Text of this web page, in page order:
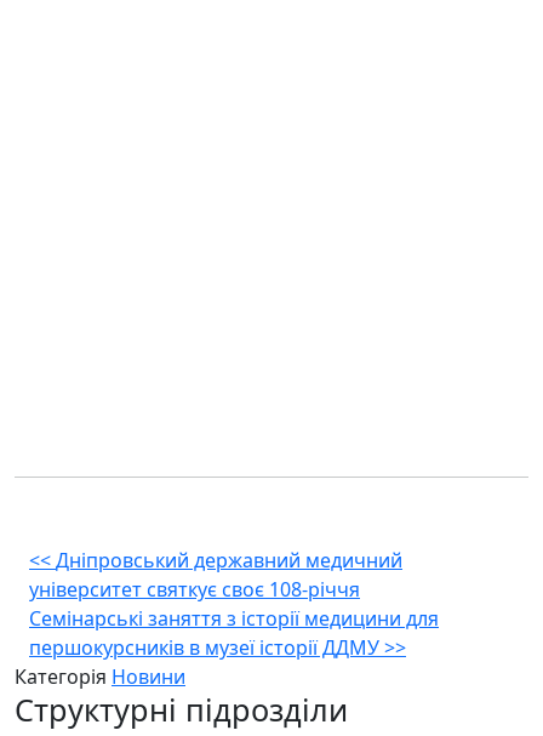
Навігація
записів
<<Дніпровський державний медичний
університет святкує своє 108-річчя
Семінарські заняття з історії медицини для
першокурсників в музеї історії ДДМУ>>
Категорія Новини
Структурні підрозділи